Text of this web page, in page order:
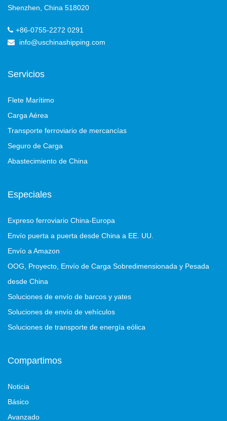
Shenzhen, China 518020
+86-0755-2272 0291
info@uschinashipping.com
Servicios
Flete Marítimo
Carga Aérea
Transporte ferroviario de mercancías
Seguro de Carga
Abastecimiento de China
Especiales
Expreso ferroviario China-Europa
Envío puerta a puerta desde China a EE. UU.
Envío a Amazon
OOG, Proyecto, Envío de Carga Sobredimensionada y Pesada
desde China
Soluciones de envío de barcos y yates
Soluciones de envío de vehículos
Soluciones de transporte de energía eólica
Compartimos
Noticia
Básico
Avanzado